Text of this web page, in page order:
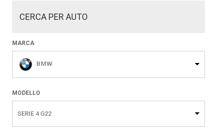
CERCA PER AUTO
MARCA
BMW
MODELLO
SERIE 4 G22